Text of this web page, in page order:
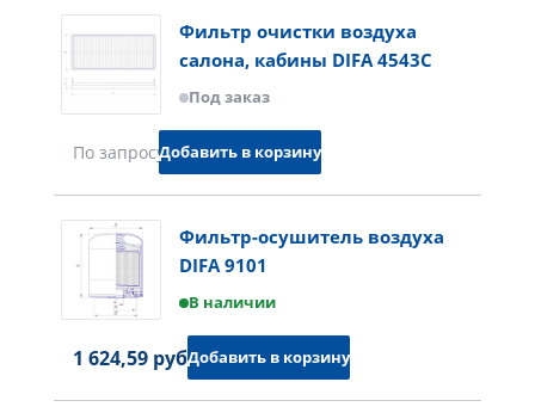
Фильтр очистки воздуха
салона, кабины DIFA 4543C
Под заказ
По запросуДобавить в корзину
Фильтр-осушитель воздуха
DIFA 9101
В наличии
1 624,59 руб.Добавить в корзину